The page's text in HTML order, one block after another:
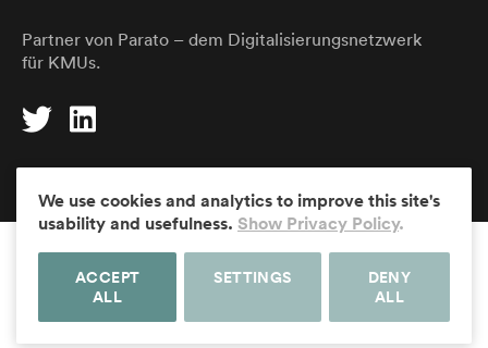
Partner von Parato – dem Digitalisierungsnetzwerk
für KMUs.
© Die Ergonomen Usability AG – Usability, Interaction, Impact
We use cookies and analytics to improve this site's
usability and usefulness. Show Privacy Policy.
ACCEPT
ALL
SETTINGS
DENY
ALL